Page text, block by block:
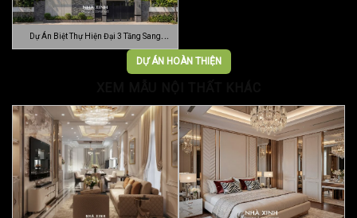
Dự Án Biệt Thự Hiện Đại 3 Tầng Sang
DỰ ÁN HOÀN THIỆN